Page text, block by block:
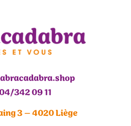
342 09 11
3 – 4020 Liège